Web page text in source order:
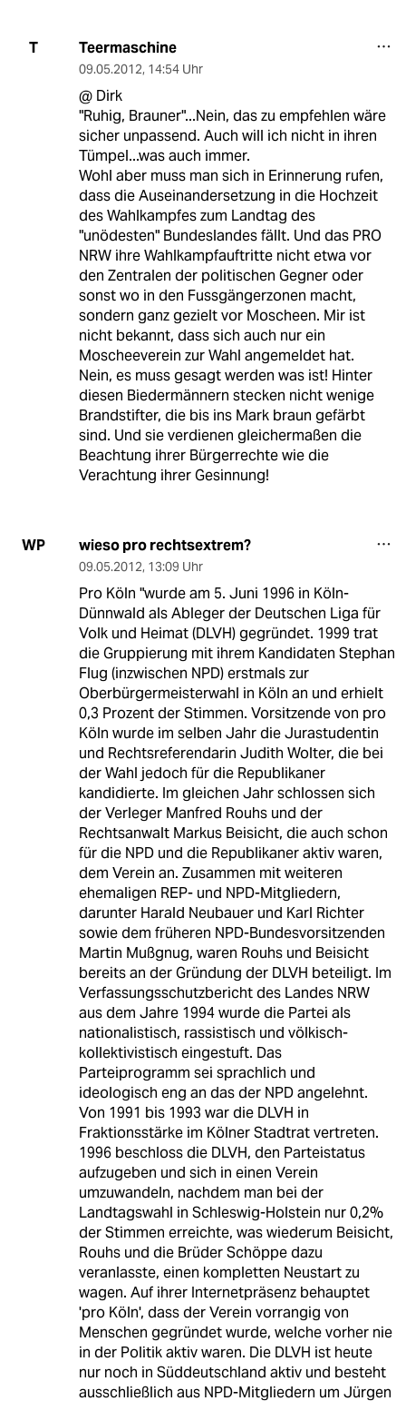
T Teermaschine
09.05.2012, 14:54 Uhr
@ Dirk
"Ruhig, Brauner"...Nein, das zu empfehlen wäre
sicher unpassend. Auch will ich nicht in ihren
Tümpel...was auch immer.
Wohl aber muss man sich in Erinnerung rufen,
dass die Auseinandersetzung in die Hochzeit
des Wahlkampfes zum Landtag des
"unödesten" Bundeslandes fällt. Und das PRO
NRW ihre Wahlkampfauftritte nicht etwa vor
den Zentralen der politischen Gegner oder
sonst wo in den Fussgängerzonen macht,
sondern ganz gezielt vor Moscheen. Mir ist
nicht bekannt, dass sich auch nur ein
Moscheeverein zur Wahl angemeldet hat.
Nein, es muss gesagt werden was ist! Hinter
diesen Biedermännern stecken nicht wenige
Brandstifter, die bis ins Mark braun gefärbt
sind. Und sie verdienen gleichermaßen die
Beachtung ihrer Bürgerrechte wie die
Verachtung ihrer Gesinnung!
WP wieso pro rechtsextrem?
09.05.2012, 13:09 Uhr
Pro Köln "wurde am 5. Juni 1996 in Köln-
Dünnwald als Ableger der Deutschen Liga für
Volk und Heimat (DLVH) gegründet. 1999 trat
die Gruppierung mit ihrem Kandidaten Stephan
Flug (inzwischen NPD) erstmals zur
Oberbürgermeisterwahl in Köln an und erhielt
0,3 Prozent der Stimmen. Vorsitzende von pro
Köln wurde im selben Jahr die Jurastudentin
und Rechtsreferendarin Judith Wolter, die bei
der Wahl jedoch für die Republikaner
kandidierte. Im gleichen Jahr schlossen sich
der Verleger Manfred Rouhs und der
Rechtsanwalt Markus Beisicht, die auch schon
für die NPD und die Republikaner aktiv waren,
dem Verein an. Zusammen mit weiteren
ehemaligen REP- und NPD-Mitgliedern,
darunter Harald Neubauer und Karl Richter
sowie dem früheren NPD-Bundesvorsitzenden
Martin Mußgnug, waren Rouhs und Beisicht
bereits an der Gründung der DLVH beteiligt. Im
Verfassungsschutzbericht des Landes NRW
aus dem Jahre 1994 wurde die Partei als
nationalistisch, rassistisch und völkisch-
kollektivistisch eingestuft. Das
Parteiprogramm sei sprachlich und
ideologisch eng an das der NPD angelehnt.
Von 1991 bis 1993 war die DLVH in
Fraktionsstärke im Kölner Stadtrat vertreten.
1996 beschloss die DLVH, den Parteistatus
aufzugeben und sich in einen Verein
umzuwandeln, nachdem man bei der
Landtagswahl in Schleswig-Holstein nur 0,2%
der Stimmen erreichte, was wiederum Beisicht,
Rouhs und die Brüder Schöppe dazu
veranlasste, einen kompletten Neustart zu
wagen. Auf ihrer Internetpräsenz behauptet
'pro Köln', dass der Verein vorrangig von
Menschen gegründet wurde, welche vorher nie
in der Politik aktiv waren. Die DLVH ist heute
nur noch in Süddeutschland aktiv und besteht
ausschließlich aus NPD-Mitgliedern um Jürgen